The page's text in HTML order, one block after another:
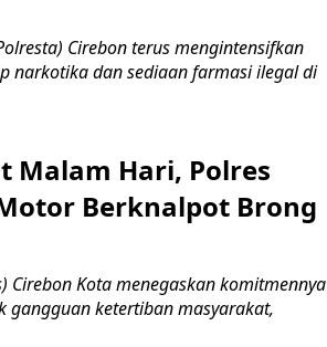
Cirebon terus mengintensifkan
narkotika dan sediaan farmasi ilegal di
Malam Hari, Polres
Berknalpot Brong
Cirebon Kota menegaskan komitmennya
gangguan ketertiban masyarakat,